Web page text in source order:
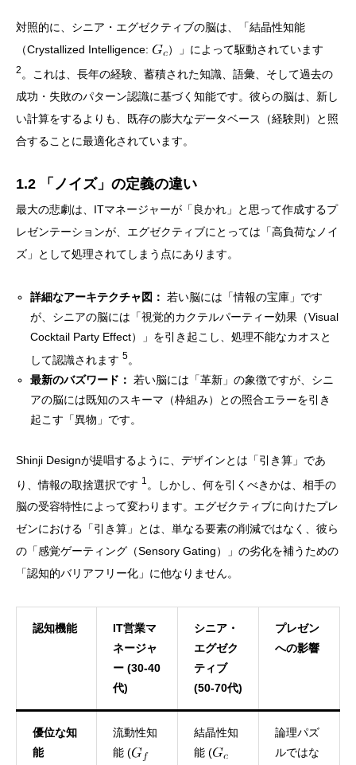
対照的に、シニア・エグゼクティブの脳は、「結晶性知能
（Crystallized Intelligence:
）」によって駆動されています
2 。これは、長年の経験、蓄積された知識、語彙、そして過去の
成功・失敗のパターン認識に基づく知能です。彼らの脳は、新し
い計算をするよりも、既存の膨大なデータベース（経験則）と照
合することに最適化されています。
1.2 「ノイズ」の定義の違い
最大の悲劇は、ITマネージャーが「良かれ」と思って作成するプ
レゼンテーションが、エグゼクティブにとっては「高負荷なノイ
ズ」として処理されてしまう点にあります。
詳細なアーキテクチャ図： 若い脳には「情報の宝庫」です
が、シニアの脳には「視覚的カクテルパーティー効果（Visual
Cocktail Party Effect）」を引き起こし、処理不能なカオスと
して認識されます5。
最新のバズワード： 若い脳には「革新」の象徴ですが、シニ
アの脳には既知のスキーマ（枠組み）との照合エラーを引き
起こす「異物」です。
Shinji Designが提唱するように、デザインとは「引き算」であ
り、情報の取捨選択です 1 。しかし、何を引くべきかは、相手の
脳の受容特性によって変わります。エグゼクティブに向けたプレ
ゼンにおける「引き算」とは、単なる要素の削減ではなく、彼ら
の「感覚ゲーティング（Sensory Gating）」の劣化を補うための
「認知的バリアフリー化」に他なりません。
認知機能
IT営業マ
ネージャ
ー (30-40
代)
シニア・
エグゼク
ティブ
(50-70代)
プレゼン
への影響
優位な知
能
流動性知
能 (
結晶性知
能 (
論理パズ
ルではな